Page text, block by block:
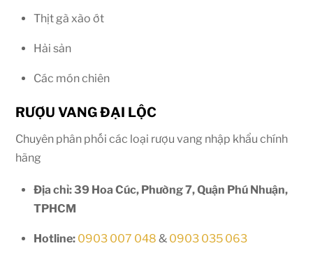
Thịt gà xào ớt
Hải sản
Các món chiên
RƯỢU VANG ĐẠI LỘC
Chuyên phân phối các loại rượu vang nhập khẩu chính
hãng
Địa chỉ: 39 Hoa Cúc, Phường 7, Quận Phú Nhuận,
TPHCM
Hotline: 0903 007 048 & 0903 035 063